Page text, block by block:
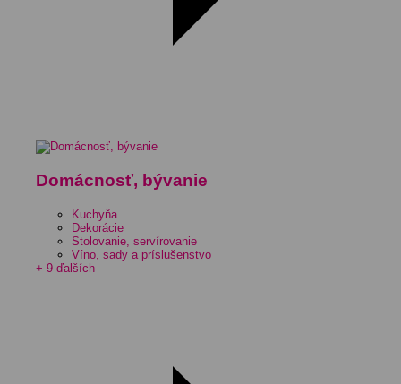
Domácnosť, bývanie
Kuchyňa
Dekorácie
Stolovanie, servírovanie
Víno, sady a príslušenstvo
+ 9 ďalších